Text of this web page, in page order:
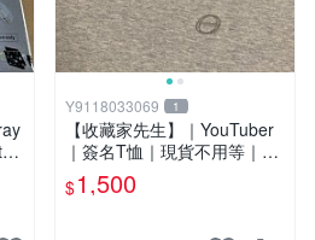
Y9118033069 1
【收藏家先生】｜YouTuber
｜簽名T恤｜現貨不用等｜賤
葆X松鼠Enroar 親筆簽名T恤
$1,500